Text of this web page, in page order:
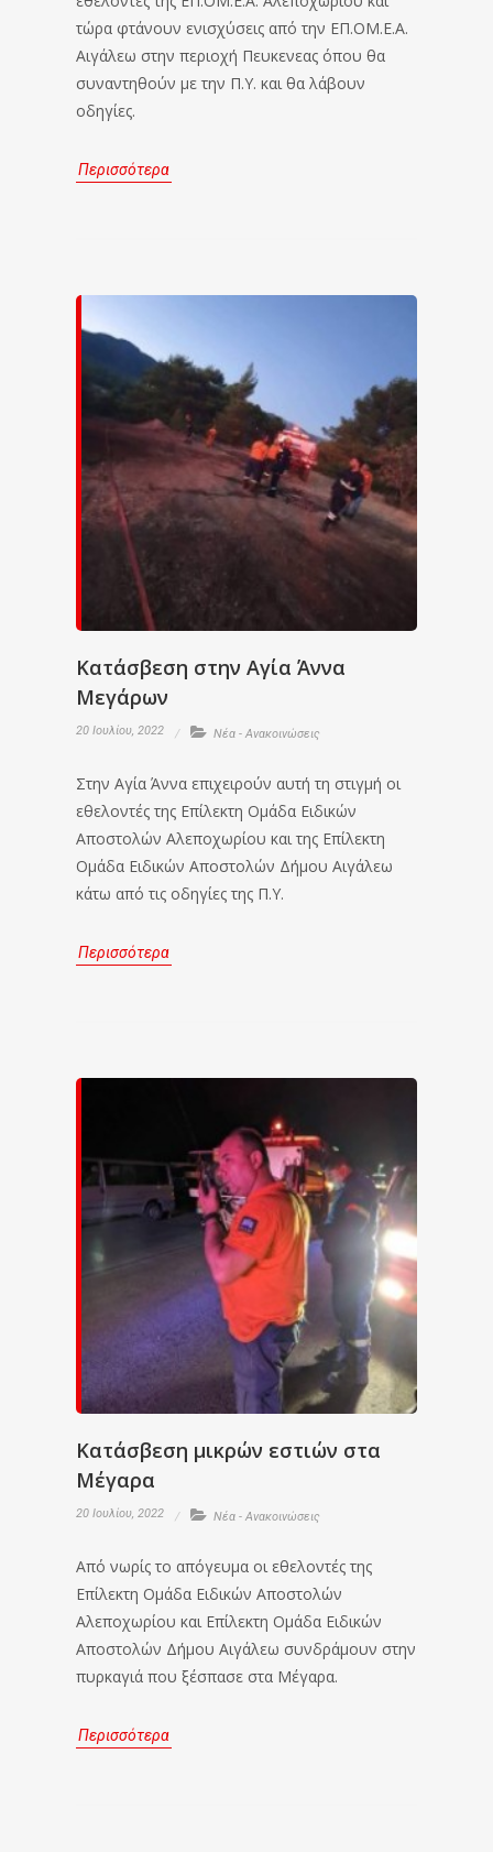
τώρα φτάνουν ενισχύσεις από την ΕΠ.ΟΜ.Ε.Α.
Αιγάλεω στην περιοχή Πευκενεας όπου θα
συναντηθούν με την Π.Υ. και θα λάβουν
οδηγίες.
Περισσότερα
Κατάσβεση στην Αγία Άννα
Μεγάρων
20 Ιουλίου, 2022 Νέα - Ανακοινώσεις
Στην Αγία Άννα επιχειρούν αυτή τη στιγμή οι
εθελοντές της Επίλεκτη Ομάδα Ειδικών
Αποστολών Αλεποχωρίου και της Επίλεκτη
Ομάδα Ειδικών Αποστολών Δήμου Αιγάλεω
κάτω από τις οδηγίες της Π.Υ.
Περισσότερα
Κατάσβεση μικρών εστιών στα
Μέγαρα
20 Ιουλίου, 2022 Νέα - Ανακοινώσεις
Από νωρίς το απόγευμα οι εθελοντές της
Επίλεκτη Ομάδα Ειδικών Αποστολών
Αλεποχωρίου και Επίλεκτη Ομάδα Ειδικών
Αποστολών Δήμου Αιγάλεω συνδράμουν στην
πυρκαγιά που ξέσπασε στα Μέγαρα.
Περισσότερα